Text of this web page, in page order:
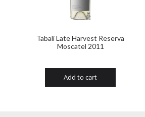
Tabali Late Harvest Reserva
Moscatel 2011
Add to cart